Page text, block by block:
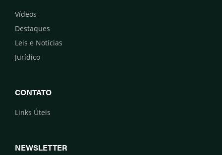
Vídeos
Destaques
Leis e Notícias
Jurídico
CONTATO
Links Úteis
NEWSLETTER